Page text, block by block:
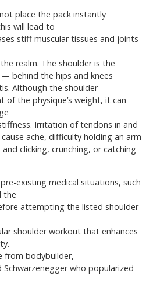
place the pack instantly
will lead to
stiff muscular tissues and joints
realm. The shoulder is the
behind the hips and knees
Although the shoulder
of the physique’s weight, it can
Irritation of tendons in and
ache, difficulty holding an arm
clicking, crunching, or catching
existing medical situations, such
the
attempting the listed shoulder
shoulder workout that enhances
from bodybuilder,
who popularized